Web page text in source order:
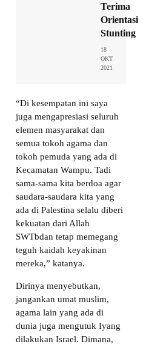
Terima
Orientasi
Stunting
18
OKT
2021
“Di kesempatan ini saya
juga mengapresiasi seluruh
elemen masyarakat dan
semua tokoh agama dan
tokoh pemuda yang ada di
Kecamatan Wampu. Tadi
sama-sama kita berdoa agar
saudara-saudara kita yang
ada di Palestina selalu diberi
kekuatan dari Allah
SWTbdan tetap memegang
teguh kaidah keyakinan
mereka,” katanya.
Dirinya menyebutkan,
jangankan umat muslim,
agama lain yang ada di
dunia juga mengutuk Iyang
dilakukan Israel. Dimana,